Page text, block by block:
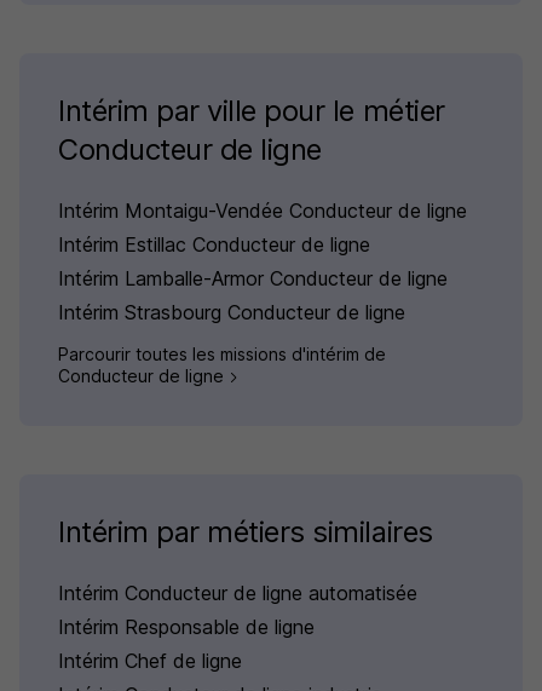
Intérim par ville pour le métier
Conducteur de ligne
Intérim Montaigu-Vendée Conducteur de ligne
Intérim Estillac Conducteur de ligne
Intérim Lamballe-Armor Conducteur de ligne
Intérim Strasbourg Conducteur de ligne
Parcourir toutes les missions d'intérim de
Conducteur de ligne
Intérim par métiers similaires
Intérim Conducteur de ligne automatisée
Intérim Responsable de ligne
Intérim Chef de ligne